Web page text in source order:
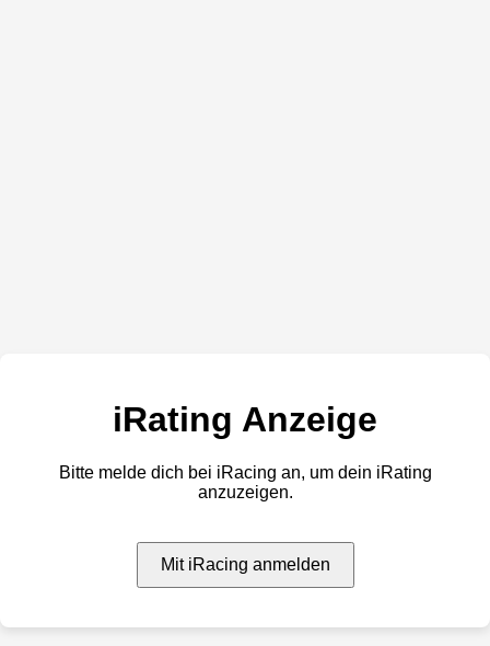
iRating Anzeige
Bitte melde dich bei iRacing an, um dein iRating
anzuzeigen.
Mit iRacing anmelden